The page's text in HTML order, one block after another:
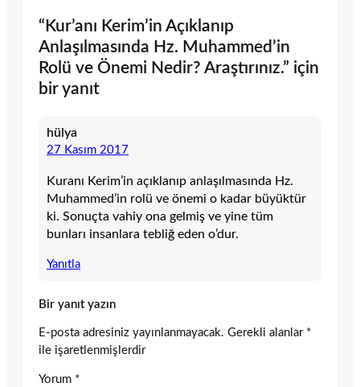
“Kur’anı Kerim’in Açıklanıp
Anlaşılmasında Hz. Muhammed’in
Rolü ve Önemi Nedir? Araştırınız.” için
bir yanıt
hülya
27 Kasım 2017
Kuranı Kerim’in açıklanıp anlaşılmasında Hz.
Muhammed’in rolü ve önemi o kadar büyüktür
ki. Sonuçta vahiy ona gelmiş ve yine tüm
bunları insanlara tebliğ eden o’dur.
Yanıtla
Bir yanıt yazın
E-posta adresiniz yayınlanmayacak. Gerekli alanlar *
ile işaretlenmişlerdir
Yorum *